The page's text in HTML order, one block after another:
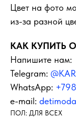
Цвет на фото
из-за разной
КАК КУПИТЬ
Напишите нам:
Telegram:
WhatsApp:
e-mail:
ПОЛ: ДЛЯ ВСЕХ